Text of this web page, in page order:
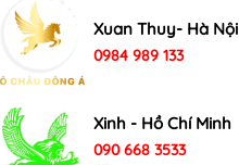
Xuan Thuy- Hà Nội
0984 989 133
Xinh - Hồ Chí Minh
090 668 3533